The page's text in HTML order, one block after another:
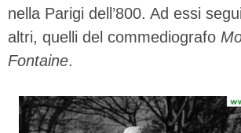
nella Parigi dell’800. Ad essi
altri, quelli del commediografo
Fontaine.